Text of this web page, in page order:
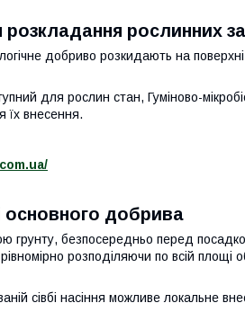
рослинних
добриво розкидають на поверхні
для рослин стан, Гуміново-
їх внесення.
основного добрива
грунту, безпосередньо перед
розподіляючи по всій площі
сівбі насіння можливе локальне